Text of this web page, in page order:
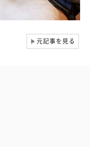
▶元記事を見る